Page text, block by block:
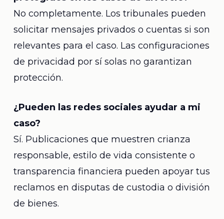
No completamente. Los tribunales pueden
solicitar mensajes privados o cuentas si son
relevantes para el caso. Las configuraciones
de privacidad por sí solas no garantizan
protección.
¿Pueden las redes sociales ayudar a mi
caso?
Sí. Publicaciones que muestren crianza
responsable, estilo de vida consistente o
transparencia financiera pueden apoyar tus
reclamos en disputas de custodia o división
de bienes.